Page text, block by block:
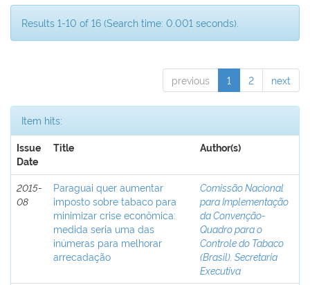
Results 1-10 of 16 (Search time: 0.001 seconds).
previous 1 2 next
Item hits:
Issue
Date
Title Author(s)
2015-
08
Paraguai quer aumentar
imposto sobre tabaco para
minimizar crise econômica:
medida seria uma das
inúmeras para melhorar
arrecadação
Comissão Nacional
para Implementação
da Convenção-
Quadro para o
Controle do Tabaco
(Brasil). Secretaria
Executiva